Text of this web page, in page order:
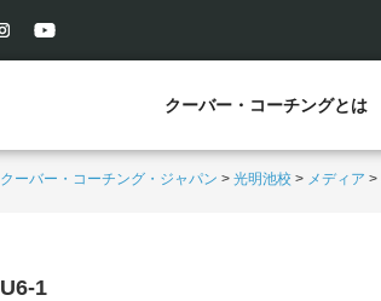
クーバー・コーチングとは
クーバー・コーチング・ジャパン > 光明池校 > メディア >
U6-1